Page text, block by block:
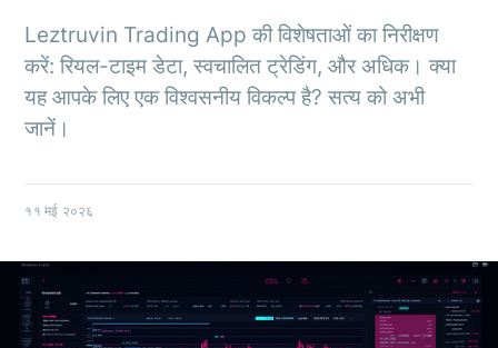
Leztruvin Trading App की विशेषताओं का निरीक्षण
करें: रियल-टाइम डेटा, स्वचालित ट्रेडिंग, और अधिक। क्या
यह आपके लिए एक विश्वसनीय विकल्प है? सत्य को अभी
जानें।
११ मई २०२६